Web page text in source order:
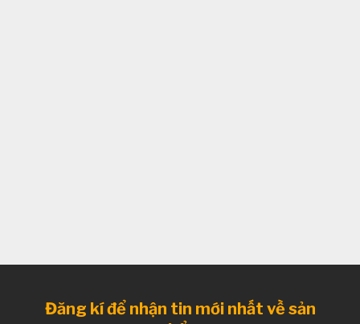
Đăng kí để nhận tin mới nhất về sản